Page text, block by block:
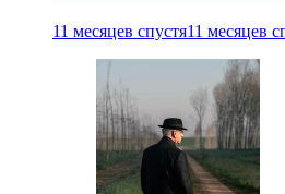
11 месяцев спустя11 месяцев